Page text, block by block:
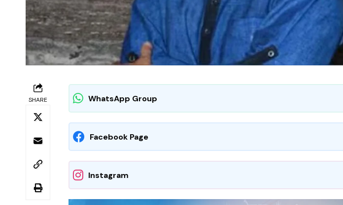
SHARE WhatsApp Group
Facebook Page
Instagram